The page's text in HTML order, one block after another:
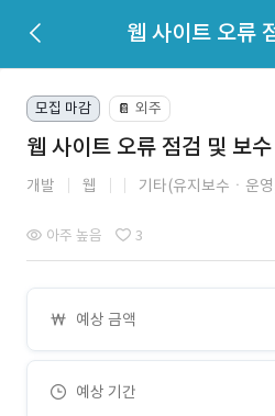
웹 사이트 오류
모집 마감 📔 외주
웹 사이트 오류 점검 및 보수
개발 웹 기타(유지보수ㆍ운
아주 높음 3
예상 금액
예상 기간